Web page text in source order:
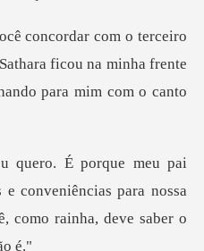
ficou na minha frente
e conveniências para nossa